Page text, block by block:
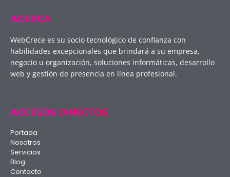
ACERCA
WebCrece es su socio tecnológico de confianza con
habilidades excepcionales que brindará a su empresa,
negocio u organización, soluciones informáticas, desarrollo
web y gestión de presencia en línea profesional.
ACCESOS DIRECTOS
Portada
Nosotros
Servicios
Blog
Contacto